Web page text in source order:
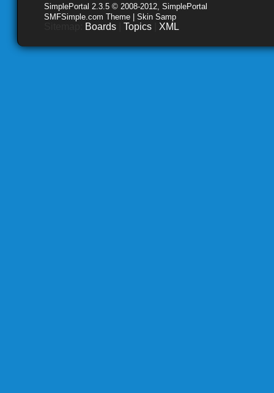
SimplePortal 2.3.5 © 2008-2012, SimplePortal
SMFSimple.com Theme | Skin Samp
Boards Topics XML